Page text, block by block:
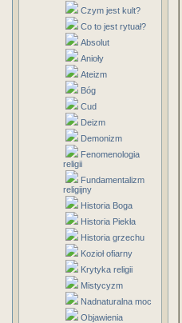
Czym jest kult?
Co to jest rytuał?
Absolut
Anioły
Ateizm
Bóg
Cud
Deizm
Demonizm
Fenomenologia
religii
Fundamentalizm
religijny
Historia Boga
Historia Piekła
Historia grzechu
Kozioł ofiarny
Krytyka religii
Mistycyzm
Nadnaturalna moc
Objawienia